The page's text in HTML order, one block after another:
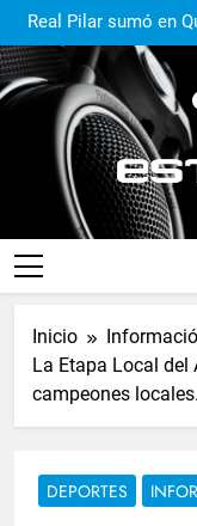
Real Pilar sumó en
Murió Jorge
El Municipio
El Municipio sigue
Real Pilar sumó en
Murió Jorge
FM
Inicio
La Etapa Local
campeones locales.
DEPORTES